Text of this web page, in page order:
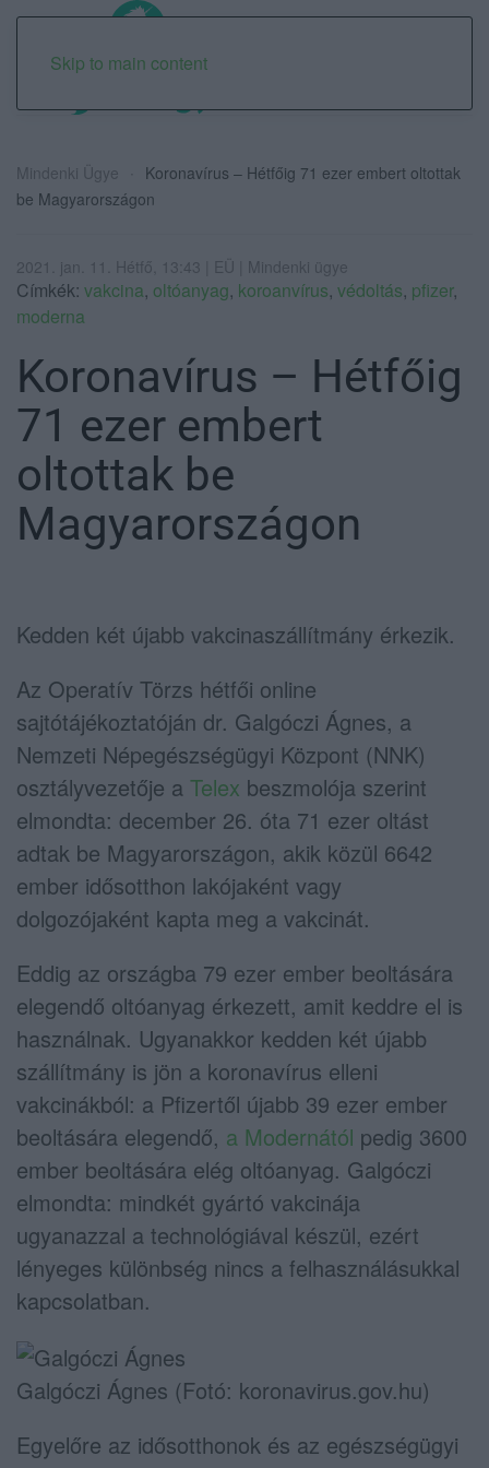
Skip to main content
Mindenki Ügye
Koronavírus – Hétfőig 71 ezer embert oltottak
be Magyarországon
2021. jan. 11. Hétfő, 13:43 | EÜ | Mindenki ügye
Címkék: vakcina, oltóanyag, koroanvírus, védoltás, pfizer,
moderna
Koronavírus – Hétfőig
71 ezer embert
oltottak be
Magyarországon
Kedden két újabb vakcinaszállítmány érkezik.
Az Operatív Törzs hétfői online
sajtótájékoztatóján dr. Galgóczi Ágnes, a
Nemzeti Népegészségügyi Központ (NNK)
osztályvezetője a Telex beszmolója szerint
elmondta: december 26. óta 71 ezer oltást
adtak be Magyarországon, akik közül 6642
ember idősotthon lakójaként vagy
dolgozójaként kapta meg a vakcinát.
Eddig az országba 79 ezer ember beoltására
elegendő oltóanyag érkezett, amit keddre el is
használnak. Ugyanakkor kedden két újabb
szállítmány is jön a koronavírus elleni
vakcinákból: a Pfizertől újabb 39 ezer ember
beoltására elegendő, a Modernától pedig 3600
ember beoltására elég oltóanyag. Galgóczi
elmondta: mindkét gyártó vakcinája
ugyanazzal a technológiával készül, ezért
lényeges különbség nincs a felhasználásukkal
kapcsolatban.
Galgóczi Ágnes (Fotó: koronavirus.gov.hu)
Egyelőre az idősotthonok és az egészségügyi